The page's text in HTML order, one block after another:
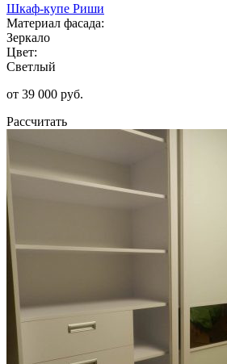
Шкаф-купе Риши
Материал фасада:
Зеркало
Цвет:
Светлый
от 39 000 руб.
Рассчитать